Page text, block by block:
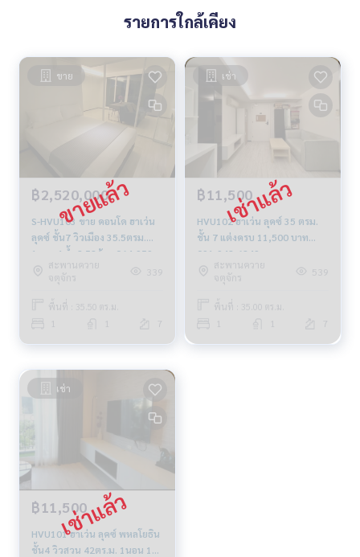
รายการใกล้เคียง
ขาย
฿2,520,000
S-HVU103 ขาย คอนโด ฮาเว่น
ลุคซ์ ชั้น7 วิวเมือง 35.5ตรม.
1นอน 1น้ำ 2.52ล้าน 064-959-
8900สะพานควาย
จตุจักร
339
พื้นที่ : 35.50 ตร.ม.
7
เช่า
฿11,500
HVU102 ฮาเว่น ลุคซ์ 35 ตรม.
ชั้น 7 แต่งครบ 11,500 บาท
091-942-6249
สะพานควาย
จตุจักร
539
พื้นที่ : 35.00 ตร.ม.
7
เช่า
฿11,500
HVU101 ฮาเว่น ลุคซ์ พหลโยธิน
ชั้น4 วิวสวน 42ตร.ม. 1นอน 1น้ำ